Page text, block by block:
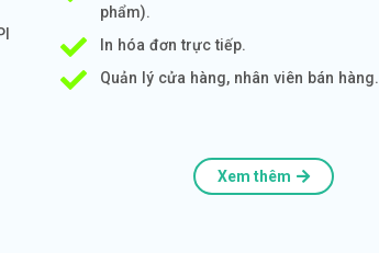
phẩm).
In hóa đơn trực tiếp.
Quản lý cửa hàng, nhân viên bán hàng.
Xem thêm